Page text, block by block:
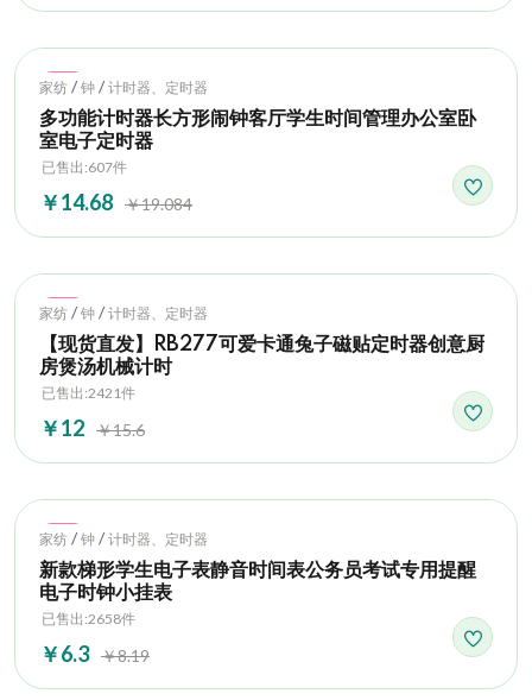
Hot
家纺 / 钟 / 计时器、定时器
多功能计时器长方形闹钟客厅学生时间管理办公室卧
室电子定时器
已售出:607件
￥14.68 ￥19.084
Hot
家纺 / 钟 / 计时器、定时器
【现货直发】RB277可爱卡通兔子磁贴定时器创意厨
房煲汤机械计时
已售出:2421件
￥12 ￥15.6
Hot
家纺 / 钟 / 计时器、定时器
新款梯形学生电子表静音时间表公务员考试专用提醒
电子时钟小挂表
已售出:2658件
￥6.3 ￥8.19